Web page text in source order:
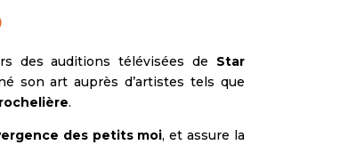
des auditions télévisées de Star
son art auprès d’artistes tels que
.
des petits moi, et assure la